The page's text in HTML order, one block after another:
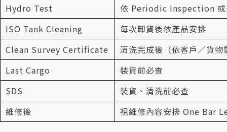
Hydro Test
依 Periodic Inspection 或
ISO Tank Cleaning
每次卸貨後依產品安排
Clean Survey Certificate
清洗完成後（依客戶／貨物
Last Cargo
裝貨前必查
SDS
裝貨、清洗前必查
維修後
視維修內容安排 One Bar